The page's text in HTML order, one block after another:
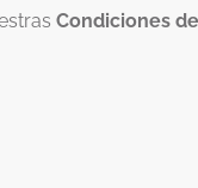
Condiciones